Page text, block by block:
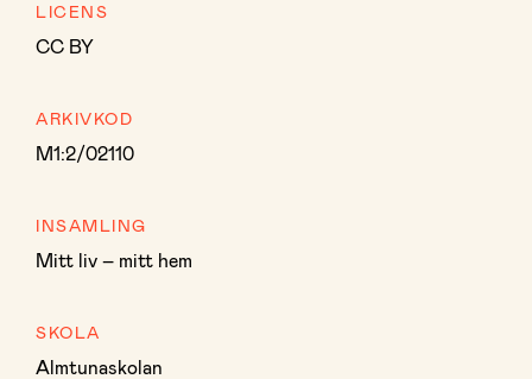
LICENS
CC BY
ARKIVKOD
M1:2/02110
INSAMLING
Mitt liv – mitt hem
SKOLA
Almtunaskolan